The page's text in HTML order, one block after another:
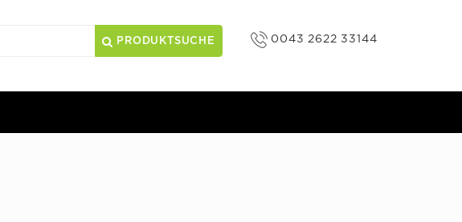
PRODUKTSUCHE 0043 2622 33144